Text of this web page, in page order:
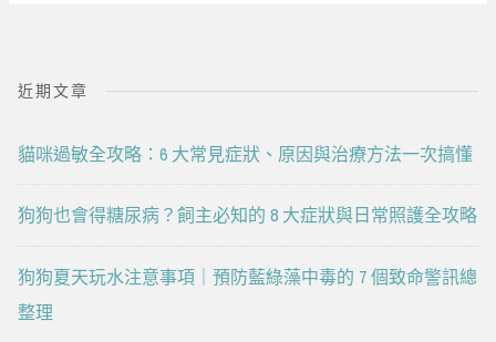
近期文章
貓咪過敏全攻略：6 大常見症狀、原因與治療方法一次搞懂
狗狗也會得糖尿病？飼主必知的 8 大症狀與日常照護全攻略
狗狗夏天玩水注意事項｜預防藍綠藻中毒的 7 個致命警訊總
整理